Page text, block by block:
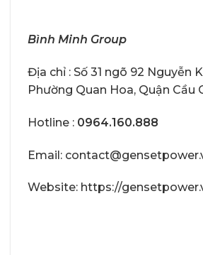
Bình Minh Group
Địa chỉ : Số 31 ngõ 92 Nguyễn
Phường Quan Hoa, Quận Cầu
Hotline : 0964.160.888
Email:
Website: https://